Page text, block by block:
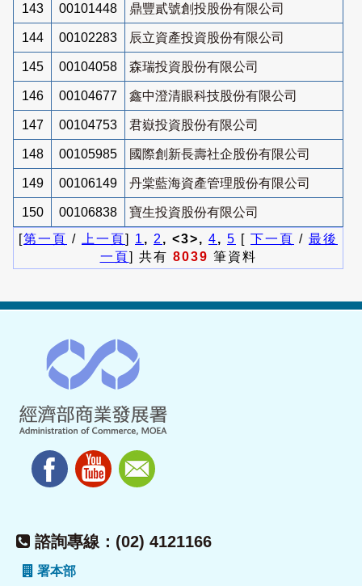
143 00101448 鼎豐貳號創投股份有限公司
144 00102283 辰立資產投資股份有限公司
145 00104058 森瑞投資股份有限公司
146 00104677 鑫中澄清眼科技股份有限公司
147 00104753 君嶽投資股份有限公司
148 00105985 國際創新長壽社企股份有限公司
149 00106149 丹棠藍海資產管理股份有限公司
150 00106838
寶生投資股份有限公司
[第一頁 / 上一頁] 1 , 2 , <3>, 4, 5 [ 下一頁 / 最後
一頁] 共有 8039 筆資料
諮詢專線：(02) 4121166
署本部